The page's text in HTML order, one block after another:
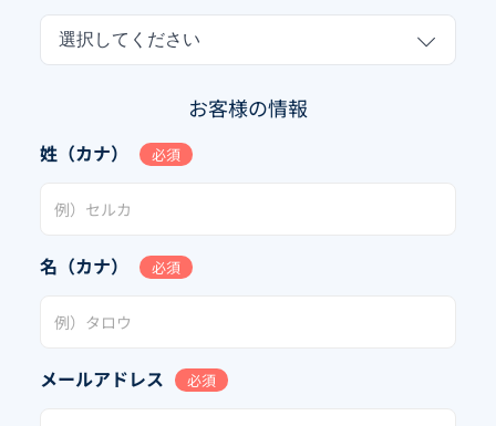
選択してください
お客様の情報
姓（カナ） 必須
名（カナ） 必須
メールアドレス 必須